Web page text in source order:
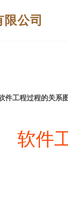
公司
件工程过程的关系
软件